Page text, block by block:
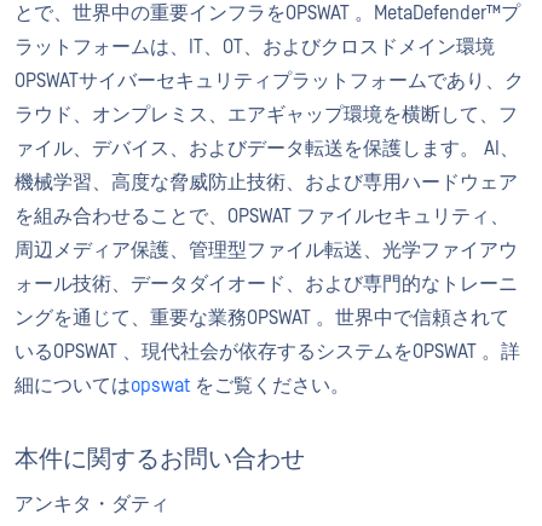
とで、世界中の重要インフラをOPSWAT 。MetaDefender™プ
ラットフォームは、IT、OT、およびクロスドメイン環境
OPSWATサイバーセキュリティプラットフォームであり、ク
ラウド、オンプレミス、エアギャップ環境を横断して、フ
ァイル、デバイス、およびデータ転送を保護します。 AI、
機械学習、高度な脅威防止技術、および専用ハードウェア
を組み合わせることで、OPSWAT ファイルセキュリティ、
周辺メディア保護、管理型ファイル転送、光学ファイアウ
ォール技術、データダイオード、および専門的なトレーニ
ングを通じて、重要な業務OPSWAT 。世界中で信頼されて
いるOPSWAT 、現代社会が依存するシステムをOPSWAT 。詳
細についてはopswat をご覧ください。
本件に関するお問い合わせ
アンキタ・ダティ